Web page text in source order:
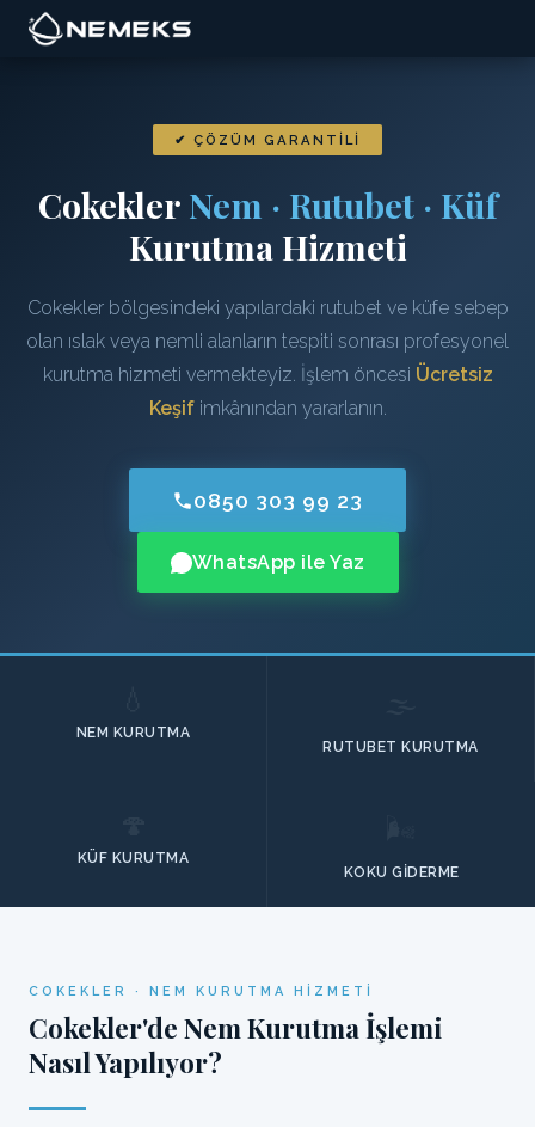
✔ ÇÖZÜM GARANTILI
Cokekler Nem · Rutubet · Küf
Kurutma Hizmeti
Cokekler bölgesindeki yapılardaki rutubet ve küfe sebep
olan ıslak veya nemli alanların tespiti sonrası profesyonel
kurutma hizmeti vermekteyiz. İşlem öncesi Ücretsiz
Keşifimkânından yararlanın.
0850 303 99 23
WhatsApp ile Yaz
NEM KURUTMA
RUTUBET KURUTMA
KÜF KURUTMA
KOKU GIDERME
COKEKLER · NEM KURUTMA HIZMETI
Cokekler'de Nem Kurutma İşlemi
Nasıl Yapılıyor?